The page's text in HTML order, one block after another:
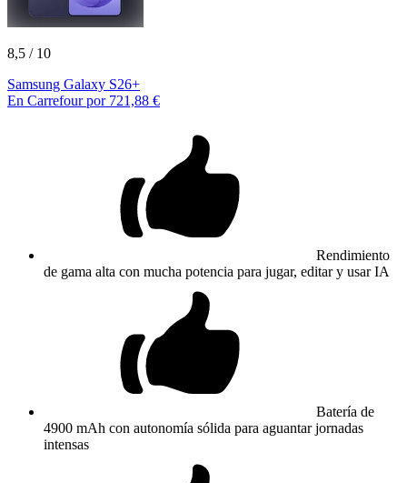
8,5 / 10
Samsung Galaxy S26+
En Carrefour por 721,88 €
Rendimiento
de gama alta con mucha potencia para jugar, editar y usar IA
Batería de
4900 mAh con autonomía sólida para aguantar jornadas
intensas